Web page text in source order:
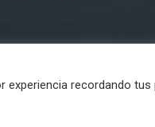
recordando